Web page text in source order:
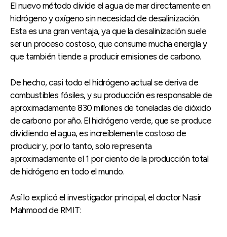
El nuevo método divide el agua de mar directamente en
hidrógeno y oxígeno sin necesidad de desalinización.
Esta es una gran ventaja, ya que la desalinización suele
ser un proceso costoso, que consume mucha energía y
que también tiende a producir emisiones de carbono.
De hecho, casi todo el hidrógeno actual se deriva de
combustibles fósiles, y su producción es responsable de
aproximadamente 830 millones de toneladas de dióxido
de carbono por año. El hidrógeno verde, que se produce
dividiendo el agua, es increíblemente costoso de
producir y, por lo tanto, solo representa
aproximadamente el 1 por ciento de la producción total
de hidrógeno en todo el mundo.
Así lo explicó el investigador principal, el doctor Nasir
Mahmood de RMIT: